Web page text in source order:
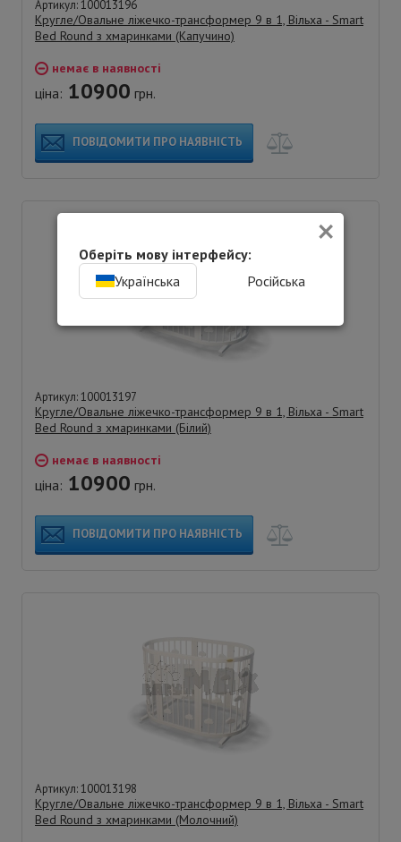
Артикул: 100013196
Кругле/Овальне ліжечко-трансформер 9 в 1, Вільха - Smart
Bed Round з хмаринками (Капучино)
немає в наявності
ціна: 10900 грн.
ПОВІДОМИТИ ПРО НАЯВНІСТЬ
Артикул: 100013197
Кругле/Овальне ліжечко-трансформер 9 в 1, Вільха - Smart
Bed Round з хмаринками (Білий)
немає в наявності
ціна: 10900 грн.
ПОВІДОМИТИ ПРО НАЯВНІСТЬ
Артикул: 100013198
Кругле/Овальне ліжечко-трансформер 9 в 1, Вільха - Smart
Bed Round з хмаринками (Молочний)
×
Оберіть мову інтерфейсу:
Українська
Російська